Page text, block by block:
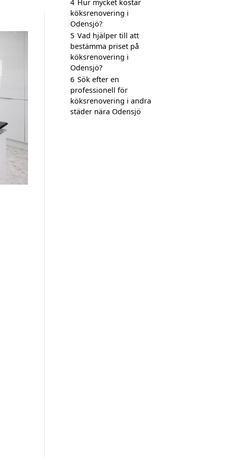
4 Hur mycket kostar
köksrenovering i
Odensjö?
5 Vad hjälper till att
bestämma priset på
köksrenovering i
Odensjö?
6 Sök efter en
professionell för
köksrenovering i andra
städer nära Odensjö